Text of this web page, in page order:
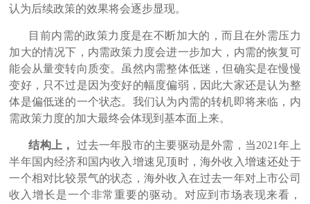
认为后续政策的效果将会逐步显现。
目前内需的政策力度是在不断加大的，而且在外需压力
加大的情况下，内需政策力度会进一步加大，内需的恢复可
能会从量变转向质变。虽然内需整体低迷，但确实是在慢慢
变好，只不过是因为变好的幅度偏弱，因此大家还是认为整
体是偏低迷的一个状态。我们认为内需的转机即将来临，内
需政策力度的加大最终会体现到基本面上来。
结构上，
过去一年股市的主要驱动是外需，当2021年上
半年国内经济和国内收入增速见顶时，海外收入增速还处于
一个相对比较景气的状态，海外收入在过去一年对上市公司
收入增长是一个非常重要的驱动。对应到市场表现来看，